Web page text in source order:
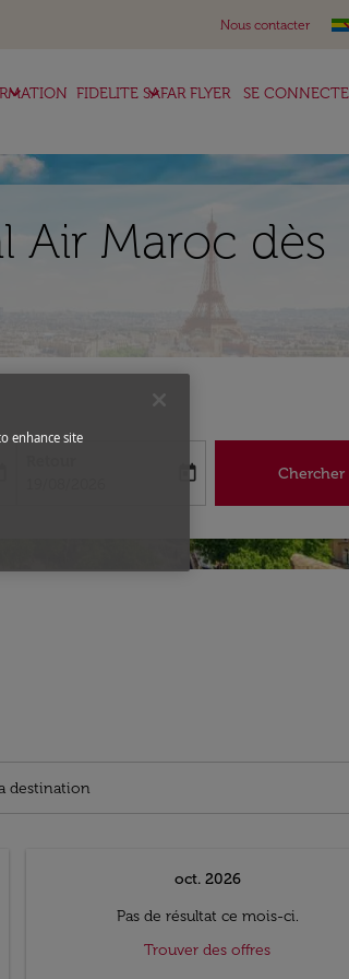
Nous contacter
keyboard_arrow_down FIDELITE SAFAR FLYER
keyboard_arrow_down SE
Air Maroc dès
fc-booking-return-date-aria-label
today Chercher
oct. 2026
Pas de résultat ce mois-ci.
Trouver des offres
enhance site